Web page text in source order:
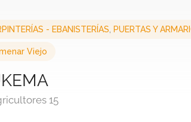
- EBANISTERÍAS PUERTAS Y
Viejo
15